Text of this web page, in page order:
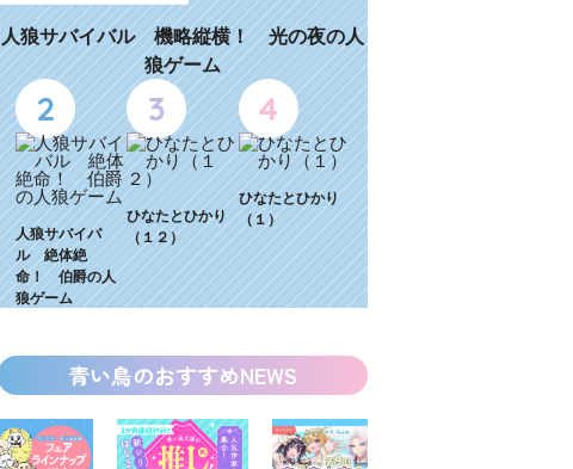
人狼サバイバル 機略縦横！ 光の夜の人
狼ゲーム
2
人狼サバイバ
ル 絶体絶
命！ 伯爵の人
狼ゲーム
3
ひなたとひかり
（１２）
4
ひなたとひかり
（１）
青い鳥のおすすめNEWS